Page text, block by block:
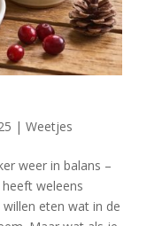
| Weetjes
weer in balans –
weleens
eten wat in de